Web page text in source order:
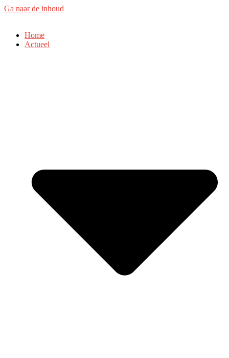
Ga naar de inhoud
Home
Actueel